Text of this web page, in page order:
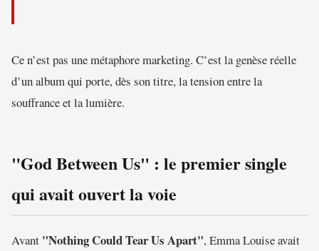
Ce n’est pas une métaphore marketing. C’est la genèse réelle
d’un album qui porte, dès son titre, la tension entre la
souffrance et la lumière.
"God Between Us" : le premier single
qui avait ouvert la voie
Avant "Nothing Could Tear Us Apart", Emma Louise avait